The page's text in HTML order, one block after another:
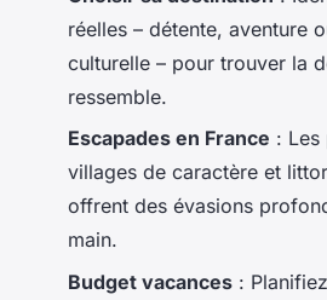
réelles – détente, aventure
culturelle – pour trouver la
ressemble.
Escapades en France : Les
villages de caractère et
offrent des évasions
main.
Budget vacances :